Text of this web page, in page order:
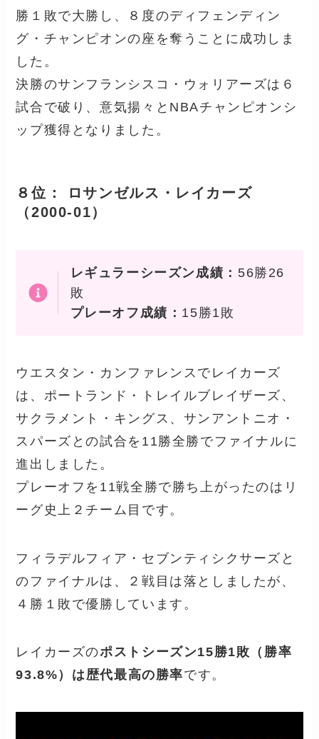
勝１敗で大勝し、８度のディフェンディン
グ・チャンピオンの座を奪うことに成功しま
した。
決勝のサンフランシスコ・ウォリアーズは６
試合で破り、意気揚々とNBAチャンピオンシ
ップ獲得となりました。
８位： ロサンゼルス・レイカーズ
（2000-01）
レギュラーシーズン成績： 56勝26
敗
プレーオフ成績： 15勝1敗
ウエスタン・カンファレンスでレイカーズ
は、ポートランド・トレイルブレイザーズ、
サクラメント・キングス、サンアントニオ・
スパーズとの試合を11勝全勝でファイナルに
進出しました。
プレーオフを11戦全勝で勝ち上がったのはリ
ーグ史上２チーム目です。
フィラデルフィア・セブンティシクサーズと
のファイナルは、２戦目は落としましたが、
４勝１敗で優勝しています。
レイカーズのポストシーズン15勝1敗（勝率
93.8%）は歴代最高の勝率です。